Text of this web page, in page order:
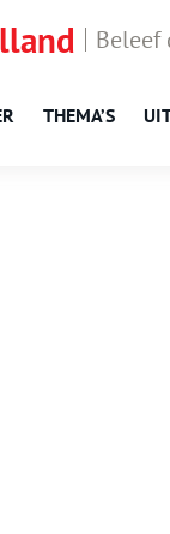
Beleef
THEMA’S